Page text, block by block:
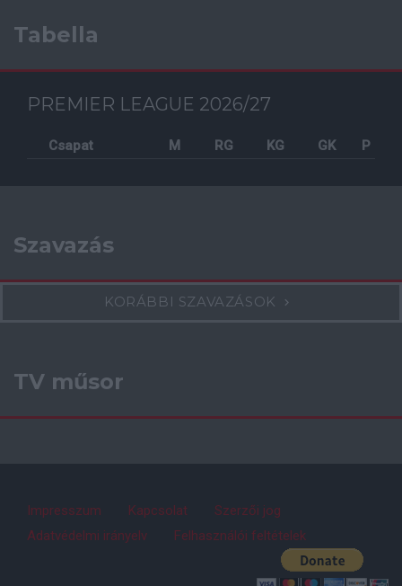
Tabella
PREMIER LEAGUE 2026/27
Csapat M RG KG GK P
Szavazás
KORÁBBI SZAVAZÁSOK
TV műsor
Impresszum Kapcsolat
Szerzői jog
Adatvédelmi irányelv
Felhasználói feltételek